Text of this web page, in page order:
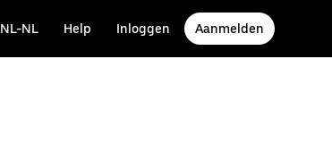
NL-NL Help Inloggen Aanmelden